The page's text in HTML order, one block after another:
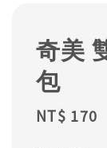
奇美
包
Regular
NT$ 170